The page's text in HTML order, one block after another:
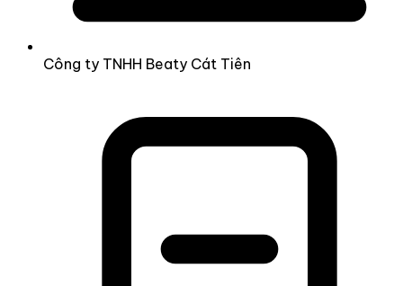
Công ty TNHH Beaty Cát Tiên